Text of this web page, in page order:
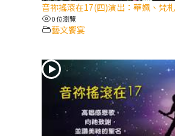
音祢搖滾在17(四)演出：華姵、梵
0 位瀏覽
藝文饗宴